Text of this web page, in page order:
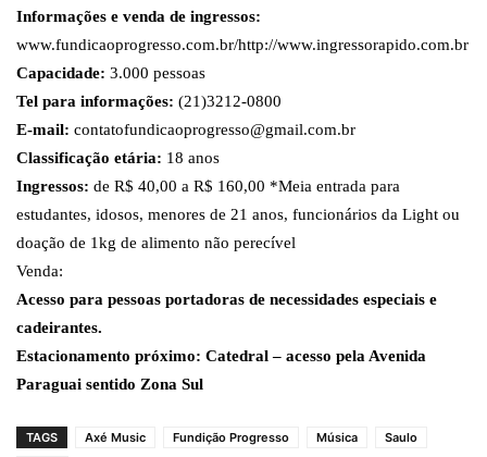
Informações e venda de ingressos:
www.fundicaoprogresso.com.br/http://www.ingressorapido.com.br
Capacidade: 3.000 pessoas
Tel para informações: (21)3212-0800
E-mail: contatofundicaoprogresso@gmail.com.br
Classificação etária: 18 anos
Ingressos: de R$ 40,00 a R$ 160,00 *Meia entrada para
estudantes, idosos, menores de 21 anos, funcionários da Light ou
doação de 1kg de alimento não perecível
Venda:
Acesso para pessoas portadoras de necessidades especiais e
cadeirantes.
Estacionamento próximo: Catedral – acesso pela Avenida
Paraguai sentido Zona Sul
TAGS Axé Music Fundição Progresso Música
Saulo